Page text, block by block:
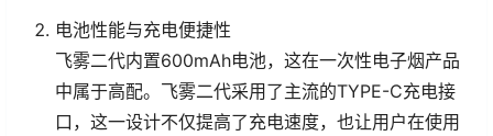
电池性能与充电便捷性
飞雾二代内置600mAh电池，这在一次性电子烟产品
中属于高配。飞雾二代采用了主流的TYPE-C充电接
口，这一设计不仅提高了充电速度，也让用户在使用